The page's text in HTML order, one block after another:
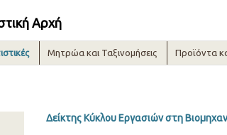
Αρχή
Μητρώα και Ταξινομήσεις Προϊόντα
Δείκτης Κύκλου Εργασιών στη